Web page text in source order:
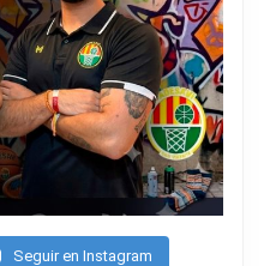
Seguir en Instagram